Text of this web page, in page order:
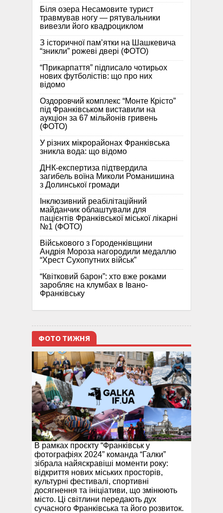
Біля озера Несамовите турист
травмував ногу — рятувальники
вивезли його квадроциклом
З історичної памʼятки на Шашкевича
“зникли” рожеві двері (ФОТО)
“Прикарпаття” підписало чотирьох
нових футболістів: що про них
відомо
Оздоровчий комплекс “Монте Крісто”
під Франківськом виставили на
аукціон за 67 мільйонів гривень
(ФОТО)
У різних мікрорайонах Франківська
зникла вода: що відомо
ДНК-експертиза підтвердила
загибель воїна Миколи Романишина
з Долинської громади
Інклюзивний реабілітаційний
майданчик облаштували для
пацієнтів Франківської міської лікарні
№1 (ФОТО)
Військового з Городенківщини
Андрія Мороза нагородили медаллю
“Хрест Сухопутних військ”
“Квітковий барон”: хто вже роками
заробляє на клумбах в Івано-
Франківську
ФОТО ТИЖНЯ
В рамках проєкту “Франківськ у
фотографіях 2024” команда “Галки”
зібрала найяскравіші моменти року:
відкриття нових міських просторів,
культурні фестивалі, спортивні
досягнення та ініціативи, що змінюють
місто. Ці світлини передають дух
сучасного Франківська та його розвиток.